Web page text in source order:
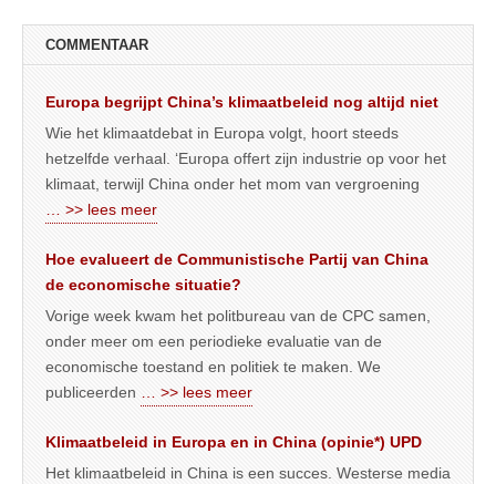
COMMENTAAR
Europa begrijpt China’s klimaatbeleid nog altijd niet
Wie het klimaatdebat in Europa volgt, hoort steeds
hetzelfde verhaal. ‘Europa offert zijn industrie op voor het
klimaat, terwijl China onder het mom van vergroening
… >> lees meer
Hoe evalueert de Communistische Partij van China
de economische situatie?
Vorige week kwam het politbureau van de CPC samen,
onder meer om een periodieke evaluatie van de
economische toestand en politiek te maken. We
publiceerden … >> lees meer
Klimaatbeleid in Europa en in China (opinie*) UPD
Het klimaatbeleid in China is een succes. Westerse media